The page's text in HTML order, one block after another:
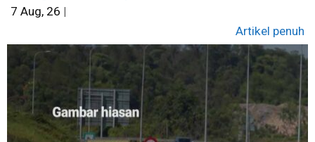
7 Aug, 26 |
Artikel penuh